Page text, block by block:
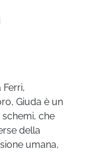
Giuda è un
che
della
umana,